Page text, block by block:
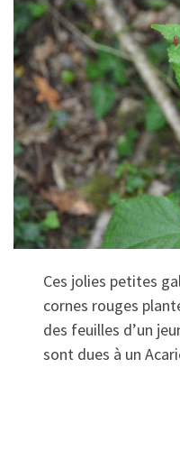
Ces jolies petites
cornes rouges
des feuilles d’un
sont dues à un